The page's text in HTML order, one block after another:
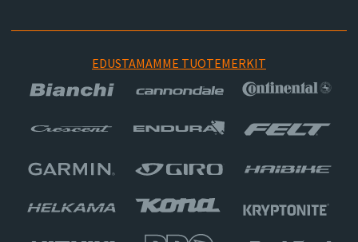
EDUSTAMAMME TUOTEMERKIT